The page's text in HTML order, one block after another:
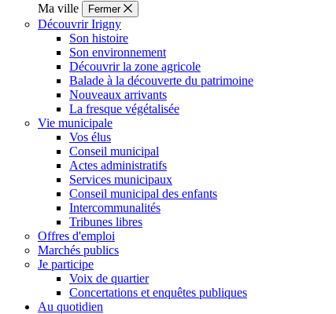
Ma ville
Fermer
Découvrir Irigny
Son histoire
Son environnement
Découvrir la zone agricole
Balade à la découverte du patrimoine
Nouveaux arrivants
La fresque végétalisée
Vie municipale
Vos élus
Conseil municipal
Actes administratifs
Services municipaux
Conseil municipal des enfants
Intercommunalités
Tribunes libres
Offres d'emploi
Marchés publics
Je participe
Voix de quartier
Concertations et enquêtes publiques
Au quotidien